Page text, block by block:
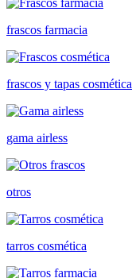
frascos farmacia
frascos y tapas cosmética
gama airless
otros
tarros cosmética